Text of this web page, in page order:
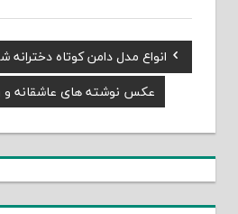
راهبری
نوشته
Previous
Post:
انواع مدل دامن کوتاه دخترانه
Next
Post:
عکس نوشته های عاشقانه و